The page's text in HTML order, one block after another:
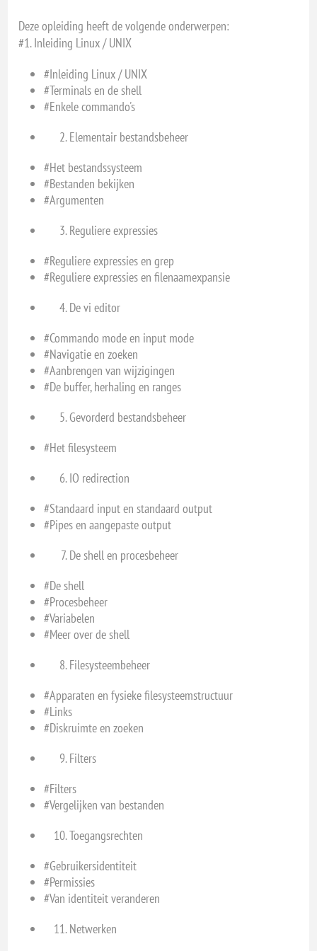
Deze opleiding heeft de volgende onderwerpen:
#1. Inleiding Linux / UNIX
#Inleiding Linux / UNIX
#Terminals en de shell
#Enkele commando's
Elementair bestandsbeheer
#Het bestandssysteem
#Bestanden bekijken
#Argumenten
Reguliere expressies
#Reguliere expressies en grep
#Reguliere expressies en filenaamexpansie
De vi editor
#Commando mode en input mode
#Navigatie en zoeken
#Aanbrengen van wijzigingen
#De buffer, herhaling en ranges
Gevorderd bestandsbeheer
#Het filesysteem
IO redirection
#Standaard input en standaard output
#Pipes en aangepaste output
De shell en procesbeheer
#De shell
#Procesbeheer
#Variabelen
#Meer over de shell
Filesysteembeheer
#Apparaten en fysieke filesysteemstructuur
#Links
#Diskruimte en zoeken
Filters
#Filters
#Vergelijken van bestanden
Toegangsrechten
#Gebruikersidentiteit
#Permissies
#Van identiteit veranderen
Netwerken